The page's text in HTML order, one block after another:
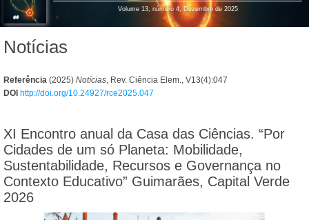
Volume 13, número 4, Dezembro de 2025
Notícias
Referência (2025) Notícias , Rev. Ciência Elem., V13(4):047
DOI http://doi.org/10.24927/rce2025.047
XI Encontro anual da Casa das Ciências. “Por
Cidades de um só Planeta: Mobilidade,
Sustentabilidade, Recursos e Governança no
Contexto Educativo” Guimarães, Capital Verde
2026